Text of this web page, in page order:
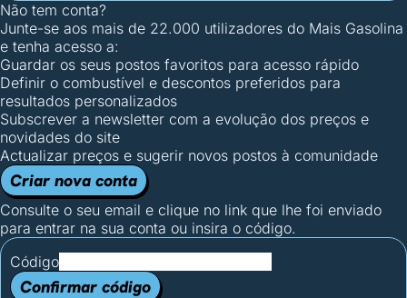
Não tem conta?
Junte-se aos mais de 22.000 utilizadores do Mais Gasolina
e tenha acesso a:
Guardar os seus postos favoritos para acesso rápido
Definir o combustível e descontos preferidos para
resultados personalizados
Subscrever a newsletter com a evolução dos preços e
novidades do site
Actualizar preços e sugerir novos postos à comunidade
Criar nova conta
Consulte o seu email e clique no link que lhe foi enviado
para entrar na sua conta ou insira o código.
Código
Confirmar código